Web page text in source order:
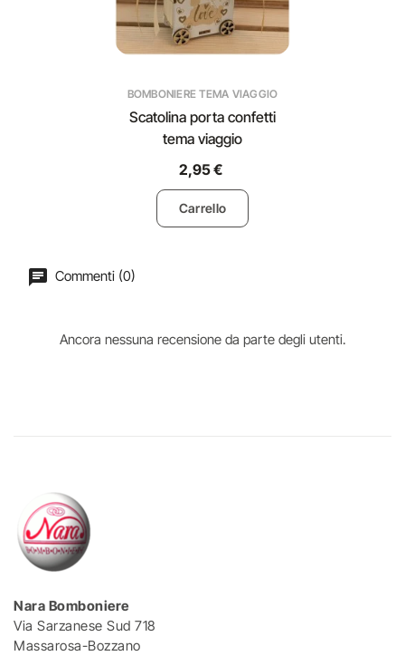
BOMBONIERE TEMA VIAGGIO
Scatolina porta confetti
tema viaggio
2,95 €
Carrello
Commenti (0)
Ancora nessuna recensione da parte degli utenti.
Nara Bomboniere
Via Sarzanese Sud 718
Massarosa-Bozzano